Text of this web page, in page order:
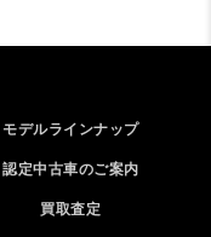
モデルラインナップ
認定中古車のご案内
買取査定